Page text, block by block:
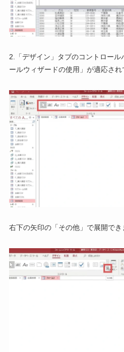
2.「デザイン」タブのコントロール
ールウィザードの使用」が適応され
右下の矢印の「その他」で展開でき